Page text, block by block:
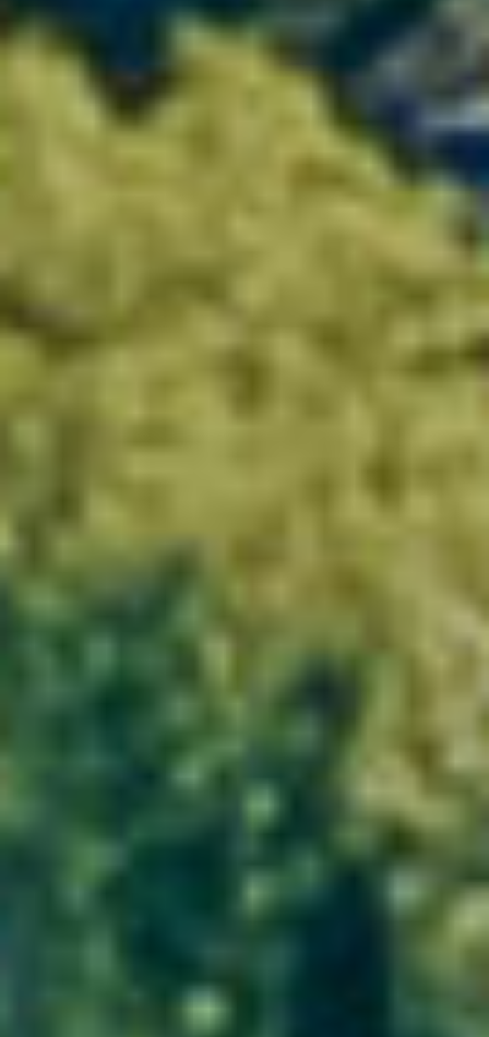
Grape Varieties
Cinsault - Clairette - Grenache Blanc -
Grenache Noir - Merlot - Mourvèdre - Syrah
- Vermentino
White
Les Silex Fumés
IGP Saint-Guilhem-le-Désert
Add to my cellar